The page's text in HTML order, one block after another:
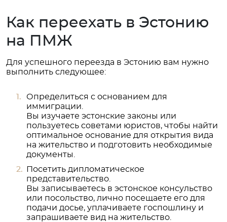
Как переехать в Эстонию
на ПМЖ
Для успешного переезда в Эстонию вам нужно
выполнить следующее:
Определиться с основанием для
иммиграции.
Вы изучаете эстонские законы или
пользуетесь советами юристов, чтобы найти
оптимальное основание для открытия вида
на жительство и подготовить необходимые
документы.
Посетить дипломатическое
представительство.
Вы записываетесь в эстонское консульство
или посольство, лично посещаете его для
подачи досье, уплачиваете госпошлину и
запрашиваете вид на жительство.